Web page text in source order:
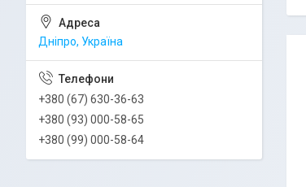
Дніпро, Україна
+380 (67) 630-36-63
+380 (93) 000-58-65
+380 (99) 000-58-64